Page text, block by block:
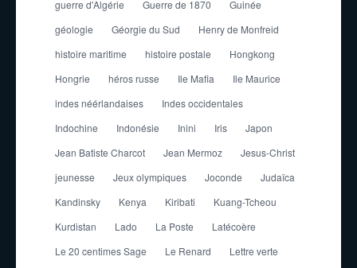
guerre d'Algérie Guerre de 1870
Guinée
géologie
Géorgie du Sud
Henry de Monfreid
histoire maritime
histoire postale
Hongkong
Hongrie
héros russe Ile Mafia
Ile Maurice
indes néérlandaises
Indes occidentales
Indochine
Indonésie Inini Iris
Japon
Jean Batiste Charcot
Jean Mermoz
Jesus-Christ
jeunesse
Jeux olympiques Joconde
Judaïca
Kandinsky
Kenya Kiribati
Kuang-Tcheou
Kurdistan
Lado La Poste
Latécoère
Le 20 centimes Sage
Le Renard
Lettre verte